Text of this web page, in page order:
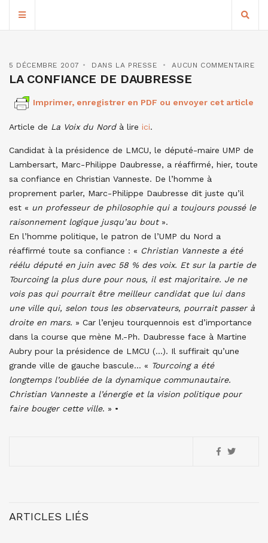
5 DÉCEMBRE 2007 DANS LA PRESSE AUCUN COMMENTAIRE
LA CONFIANCE DE DAUBRESSE
Imprimer, enregistrer en PDF ou envoyer cet article
Article de La Voix du Nord à lire ici.
Candidat à la présidence de LMCU, le député-maire UMP de
Lambersart, Marc-Philippe Daubresse, a réaffirmé, hier, toute
sa confiance en Christian Vanneste. De l’homme à
proprement parler, Marc-Philippe Daubresse dit juste qu’il
est « un professeur de philosophie qui a toujours poussé le
raisonnement logique jusqu’au bout».
En l’homme politique, le patron de l’UMP du Nord a
réaffirmé toute sa confiance : « Christian Vanneste a été
réélu député en juin avec 58 % des voix. Et sur la partie de
Tourcoing la plus dure pour nous, il est majoritaire. Je ne
vois pas qui pourrait être meilleur candidat que lui dans
une ville qui, selon tous les observateurs, pourrait passer à
droite en mars. » Car l’enjeu tourquennois est d’importance
dans la course que mène M.-Ph. Daubresse face à Martine
Aubry pour la présidence de LMCU (…). Il suffirait qu’une
grande ville de gauche bascule… « Tourcoing a été
longtemps l’oubliée de la dynamique communautaire.
Christian Vanneste a l’énergie et la vision politique pour
faire bouger cette ville. » •
ARTICLES LIÉS